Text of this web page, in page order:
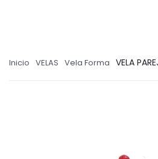
Inicio VELAS Vela Forma VELA